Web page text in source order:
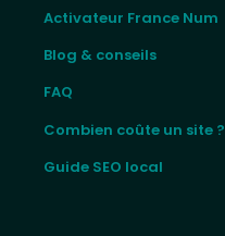
Activateur France Num
Blog & conseils
FAQ
Combien coûte un site ?
Guide SEO local